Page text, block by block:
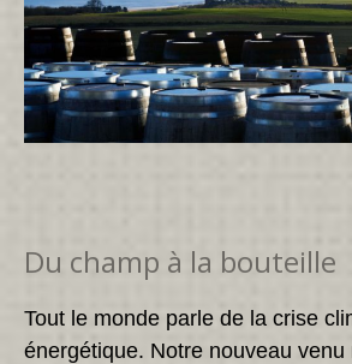
Du champ à la bouteille
Tout le monde parle de la crise
énergétique. Notre nouveau venu